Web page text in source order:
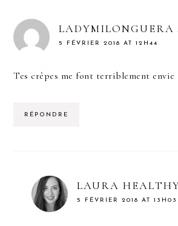
LADYMILONGUERA
5 FÉVRIER 2018 AT 12H44
Tes crêpes me font terriblement envie
RÉPONDRE
LAURA
5 FÉVRIER 2018 AT 13H03